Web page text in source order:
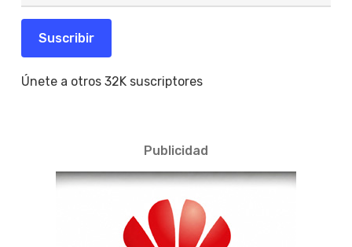
electrónico
Suscribir
Únete a otros 32K suscriptores
Publicidad